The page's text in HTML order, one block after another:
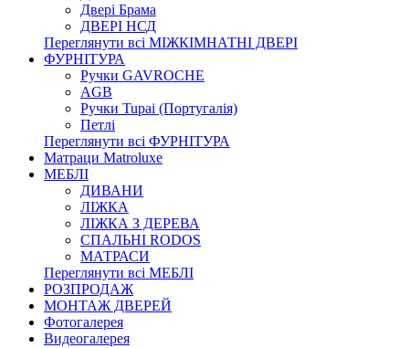
Двері Брама
ДВЕРІ НСД
Переглянути всі МІЖКІМНАТНІ ДВЕРІ
ФУРНІТУРА
Ручки GAVROCHE
AGB
Ручки Tupai (Португалія)
Петлі
Переглянути всі ФУРНІТУРА
Матраци Matroluxe
МЕБЛІ
ДИВАНИ
ЛІЖКА
ЛІЖКА З ДЕРЕВА
СПАЛЬНІ RODOS
МАТРАСИ
Переглянути всі МЕБЛІ
РОЗПРОДАЖ
МОНТАЖ ДВЕРЕЙ
Фотогалерея
Видеогалерея